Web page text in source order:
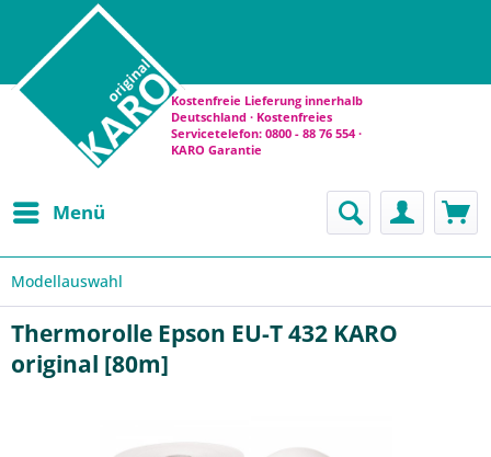
Kostenfreie Lieferung innerhalb
Deutschland · Kostenfreies
Servicetelefon: 0800 - 88 76 554 ·
KARO Garantie
Menü
Modellauswahl
Thermorolle Epson EU-T 432 KARO
original [80m]